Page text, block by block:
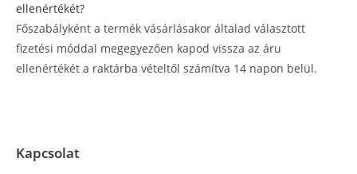
ellenértékét?
Főszabályként a termék vásárlásakor általad választott
fizetési móddal megegyezően kapod vissza az áru
ellenértékét a raktárba vételtől számítva 14 napon belül.
Kapcsolat